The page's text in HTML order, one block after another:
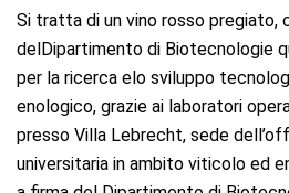
Si tratta di un vino rosso pregiato,
delDipartimento di Biotecnologie
per la ricerca elo sviluppo
enologico, grazie ai laboratori
presso Villa Lebrecht, sede
universitaria in ambito viticolo ed